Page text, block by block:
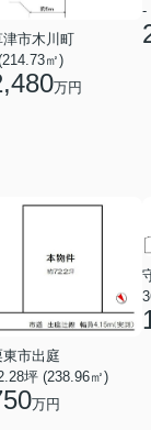
津市木川町
㎡)
万円
-
東市出庭
坪 (238.96㎡)
万円